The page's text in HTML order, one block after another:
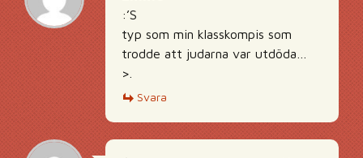
:’S
typ som min klasskompis som
trodde att judarna var utdöda…
>.
Svara